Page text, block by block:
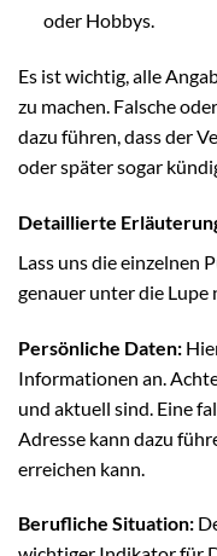
oder Hobbys.
Es ist wichtig, alle
zu machen. Falsche
dazu führen, dass der
oder später sogar
Detaillierte
Lass uns die einzelnen
genauer unter die Lupe
Persönliche Daten:
Informationen an.
und aktuell sind. Eine
Adresse kann dazu
erreichen kann.
Berufliche Situation: